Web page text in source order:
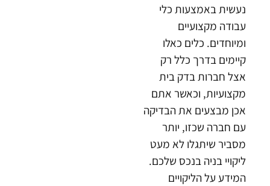
נעשית באמצעות כלי
עבודה מקצועיים
ומיוחדים. כלים כאלו
קיימים בדרך כלל רק
אצל חברות בדק בית
מקצועיות, וכאשר אתם
אכן מבצעים את הבדיקה
עם חברה שכזו, יותר
מסביר שיתגלו לא מעט
ליקויי בניה בנכס שלכם.
המידע על הליקויים